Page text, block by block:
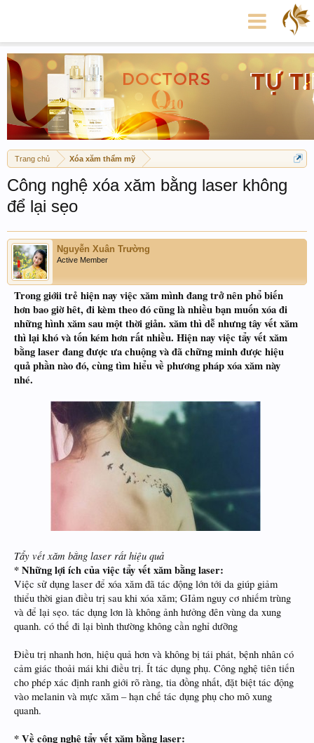
Trang chủ Xóa xăm thẩm mỹ
Công nghệ xóa xăm bằng laser không
để lại sẹo
Nguyễn Xuân Trường
Active Member
Trong giớii trẻ hiện nay việc xăm mình đang trở nên phổ biến
hơn bao giờ hêt, đi kèm theo đó cũng là nhiều bạn muốn xóa đi
những hình xăm sau một thời giản. xăm thì dễ nhưng tây vết xăm
thì lại khó và tốn kém hơn rất nhiều. Hiện nay việc tẩy vết xăm
bằng laser đang được ưa chuộng và đã chững minh được hiệu
quả phần nào đó, cùng tìm hiểu về phương pháp xóa xăm này
nhé.
Tẩy vết xăm bằng laser rất hiệu quả
* Những lợi ích của việc tẩy vết xăm bằng laser:
Việc sử dụng laser để xóa xăm đã tác động lớn tới da giúp giảm
thiểu thời gian điều trị sau khi xóa xăm; GIảm nguy cơ nhiếm trùng
và để lại sẹo. tác dụng lơn là không ảnh hưởng đên vùng da xung
quanh. có thế đi lại bình thường không cần nghỉ dưỡng
Điều trị nhanh hơn, hiệu quả hơn và không bị tái phát, bệnh nhân có
cảm giác thoải mái khi điều trị. Ít tác dụng phụ. Công nghệ tiên tiến
cho phép xác định ranh giới rõ ràng, tia đồng nhất, đặt biệt tác động
vào melanin và mực xăm – hạn chế tác dụng phụ cho mô xung
quanh.
* Về công nghệ tẩy vết xăm bằng laser: